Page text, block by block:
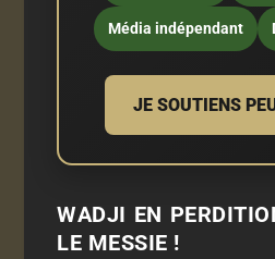
Média indépendant
JE SOUTIENS
WADJI EN
LE MESSIE !